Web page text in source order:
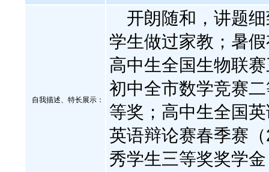
自我描述、特长展示 ：
开朗随和，讲题细
学生做过家教；暑
高中生全国生物联
初中全市数学竞赛
等奖；高中生全国
英语辩论赛春季赛
秀学生三等奖奖学